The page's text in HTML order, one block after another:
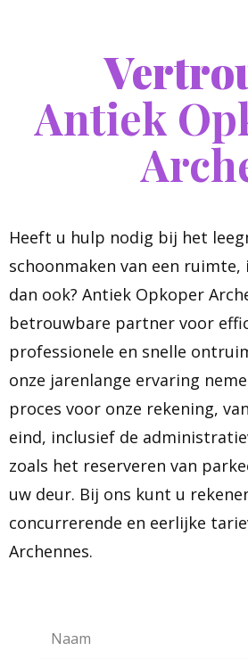
Antiek
Heeft u hulp nodig bij het
schoonmaken van een ruimte,
dan ook? Antiek Opkoper
betrouwbare partner voor
professionele en snelle
onze jarenlange ervaring
proces voor onze rekening,
eind, inclusief de
zoals het reserveren van
uw deur. Bij ons kunt u
concurrerende en eerlijke
Archennes.